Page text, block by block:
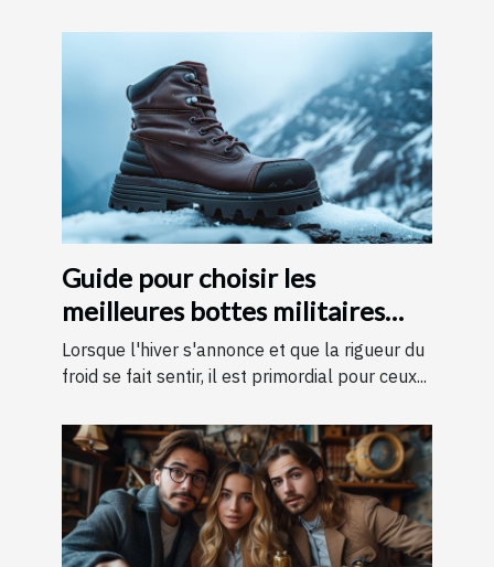
Guide pour choisir les
meilleures bottes militaires
pour l'hiver
Lorsque l'hiver s'annonce et que la rigueur du
froid se fait sentir, il est primordial pour ceux...